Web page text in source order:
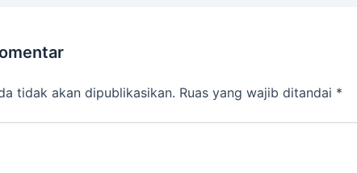
tidak akan dipublikasikan. Ruas yang wajib ditandai *